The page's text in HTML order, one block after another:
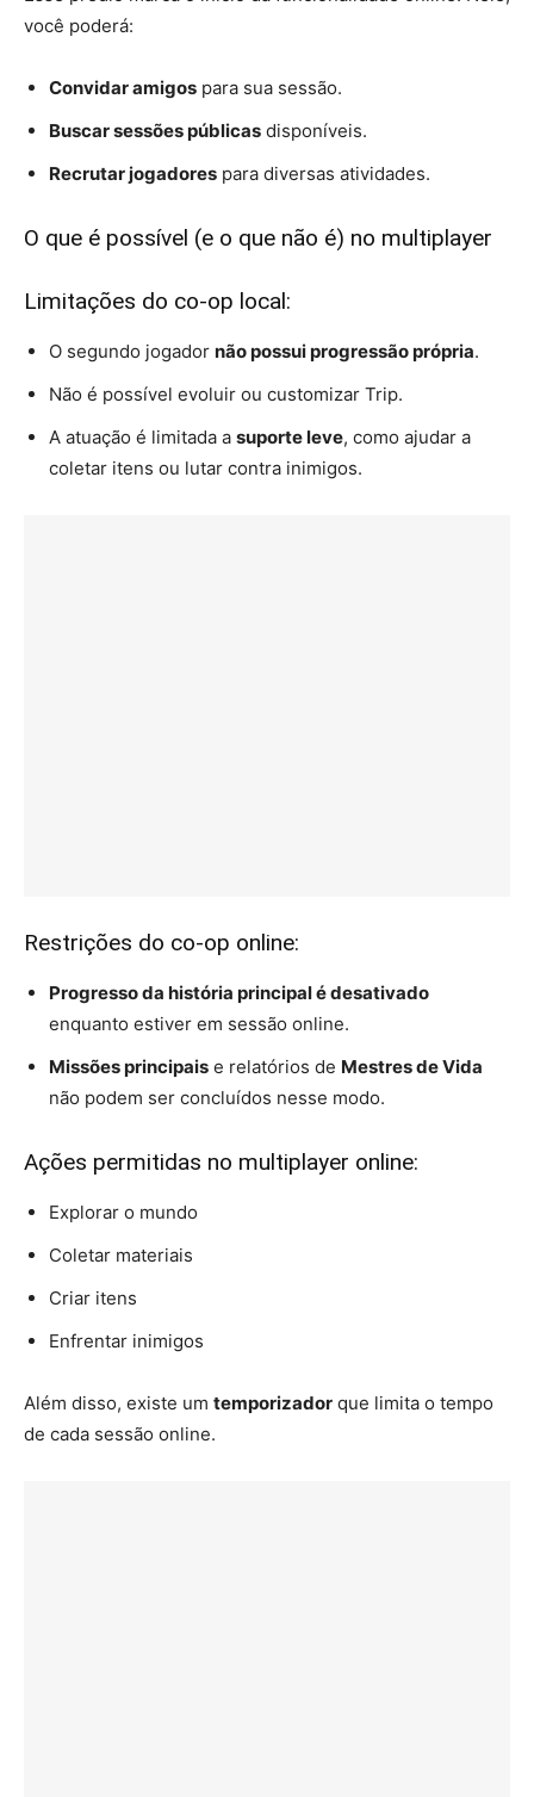
você poderá:
Convidar amigos para sua sessão.
Buscar sessões públicas disponíveis.
Recrutar jogadores para diversas atividades.
O que é possível (e o que não é) no multiplayer
Limitações do co-op local:
O segundo jogador não possui progressão própria.
Não é possível evoluir ou customizar Trip.
A atuação é limitada a suporte leve, como ajudar a
coletar itens ou lutar contra inimigos.
Restrições do co-op online:
Progresso da história principal é desativado
enquanto estiver em sessão online.
Missões principais e relatórios de Mestres de Vida
não podem ser concluídos nesse modo.
Ações permitidas no multiplayer online:
Explorar o mundo
Coletar materiais
Criar itens
Enfrentar inimigos
Além disso, existe um temporizador que limita o tempo
de cada sessão online.